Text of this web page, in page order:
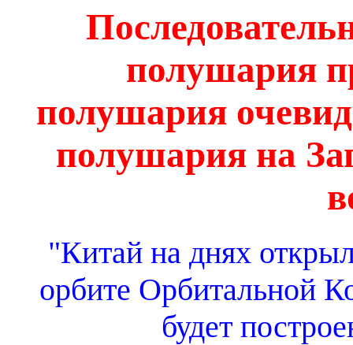
полушария
полушария
полушария на
"Китай на днях
орбите Орбитальной
будет